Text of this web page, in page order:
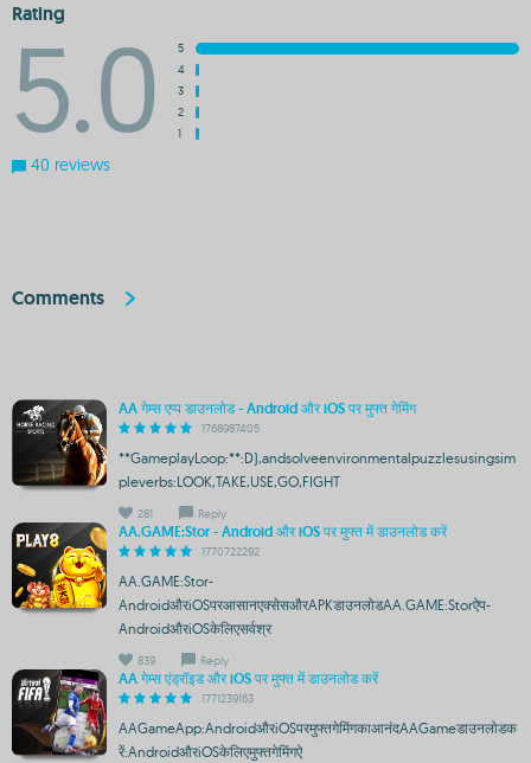
Rating
5.0
5
4
3
2
1
40 reviews
Comments
AA गेम्स एप्प डाउनलोड - Android और iOS पर मुफ्त गेमिंग
1768987405
**GameplayLoop:**:D),andsolveenvironmentalpuzzlesusingsim
pleverbs:LOOK,TAKE,USE,GO,FIGHT
281 Reply
AA.GAME:Stor - Android और iOS पर मुफ्त में डाउनलोड करें
1770722292
AA.GAME:Stor-
AndroidऔरiOSपरआसानएक्सेसऔरAPKडाउनलोडAA.GAME:Storऐप-
AndroidऔरiOSकेलिएसर्वश्र
839 Reply
AA गेम्स एंड्रॉइड और iOS पर मुफ्त में डाउनलोड करें
1771239163
AAGameApp:AndroidऔरiOSपरमुफ्तगेमिंगकाआनंदAAGameडाउनलोडक
रें:AndroidऔरiOSकेलिएमुफ्तगेमिंगऐ